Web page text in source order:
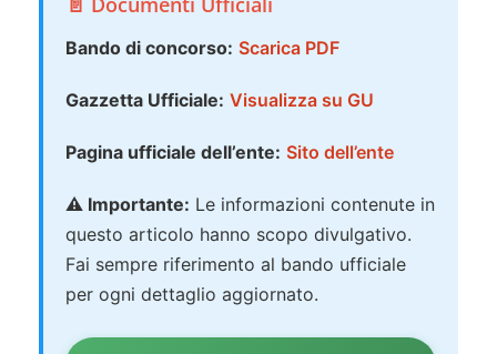
Bando di concorso: Scarica PDF
Gazzetta Ufficiale: Visualizza su GU
Pagina ufficiale dell’ente: Sito dell’ente
⚠️ Importante: Le informazioni contenute in
questo articolo hanno scopo divulgativo.
Fai sempre riferimento al bando ufficiale
per ogni dettaglio aggiornato.